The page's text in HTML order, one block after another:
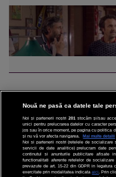
CINEMA
DIVERTISMENT
STIRI
Nouă ne pasă ca datele tale
Noi și partenerii noștri 201 stocăm și/sau
unici pentru prelucrarea datelor cu caracter
jos sau în orice moment, pe pagina cu politica
și nu vă vor afecta navigarea.
Mai multe detalii
Noi si partenerii nostri (retelele de socializare
servicii de date analitice) prelucram date
continutul si anunturile publicitare afisate
functionalitati aferente retelelor de
prevazute de art. 15-22 din GDPR in legatura
exercitate prin modalitatea indicataaici . Prin